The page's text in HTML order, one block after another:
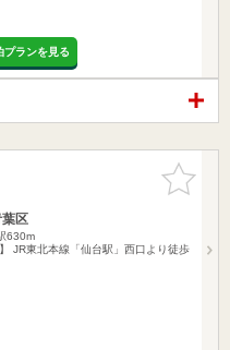
プランを見る
お気に入
りに追加
区
630m
JR東北本線「仙台駅」西口より徒歩